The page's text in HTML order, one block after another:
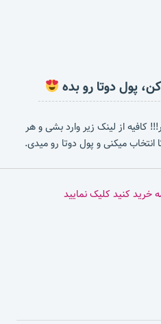
پول دوتا رو بده
کافیه از لینک زیر وارد بشی و هر
انتخاب میکنی و پول دوتا رو میدی.
خرید کنید کلیک نمایید